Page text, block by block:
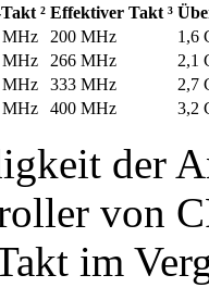
² Effektiver Takt ³
MHz 200 MHz
1,6
MHz 266 MHz
2,1
MHz 333 MHz
2,7
MHz 400 MHz 3,2
der
von
im